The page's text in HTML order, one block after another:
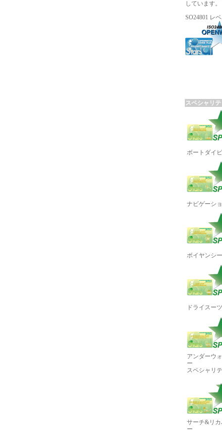
しています。
SO24801 レ
スペシャリ
ボートダイ
ナビゲーシ
ボイヤンシ
ドライスー
アンダーウ
ー
スペシャリ
サーチ&リ
ー